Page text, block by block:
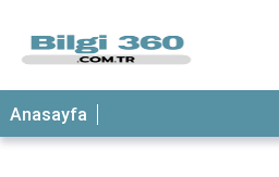
ANASAYFA
Anasayfa